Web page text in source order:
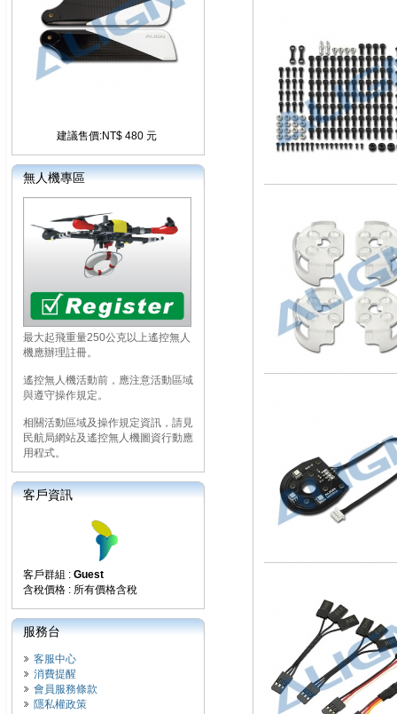
建議售價:NT$ 480 元
無人機專區
最大起飛重量250公克以上遙控無人
機應辦理註冊。
遙控無人機活動前，應注意活動區域
與遵守操作規定。
相關活動區域及操作規定資訊，請見
民航局網站及遙控無人機圖資行動應
用程式。
客戶資訊
客戶群組 : Guest
含稅價格 : 所有價格含稅
服務台
客服中心
消費提醒
會員服務條款
隱私權政策